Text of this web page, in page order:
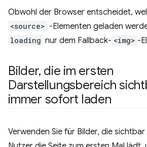
Obwohl der Browser entscheidet,
<source> -Elementen geladen
loading nur dem Fallback- <img> -
Bilder, die im ersten
Darstellungsbereich
immer sofort laden
Verwenden Sie für Bilder, die